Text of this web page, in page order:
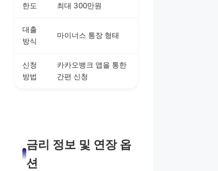
한도 최대 300만원
대출
방식
마이너스 통장 형태
신청
방법
카카오뱅크 앱을 통한
간편 신청
금리 정보 및 연장 옵
션